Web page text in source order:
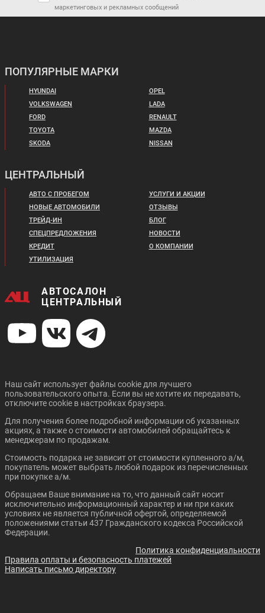
маркетинговых и рекламных сообщений
ПОПУЛЯРНЫЕ МАРКИ
HYUNDAI
VOLKSWAGEN
FORD
TOYOTA
SKODA
OPEL
LADA
RENAULT
MAZDA
NISSAN
ЦЕНТРАЛЬНЫЙ
АВТО С ПРОБЕГОМ
НОВЫЕ АВТОМОБИЛИ
ТРЕЙД-ИН
СПЕЦПРЕДЛОЖЕНИЯ
КРЕДИТ
УТИЛИЗАЦИЯ
УСЛУГИ И АКЦИИ
ОТЗЫВЫ
БЛОГ
НОВОСТИ
О КОМПАНИИ
АВТОСАЛОН
ЦЕНТРАЛЬНЫЙ
Наш сайт использует файлы cookie для лучшего
пользовательского опыта. Если вы не хотите их передавать,
отключите cookie в настройках браузера.
Для получения более подробной информации об указанных
акциях, а также о стоимости автомобилей обращайтесь к
менеджерам по продажам.
Стоимость подарка не зависит от стоимости купленного а/м,
покупатель может выбрать любой подарок из перечисленных
при покупке а/м.
Обращаем Ваше внимание на то, что данный сайт носит
исключительно информационный характер и ни при каких
условиях не является публичной офертой, определяемой
положениями статьи 437 Гражданского кодекса Российской
Федерации.
Политика конфиденциальности
Правила оплаты и безопасность платежей
Написать письмо директору